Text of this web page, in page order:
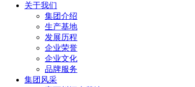
关于我们
集团介绍
生产基地
发展历程
企业荣誉
企业文化
品牌服务
集团风采